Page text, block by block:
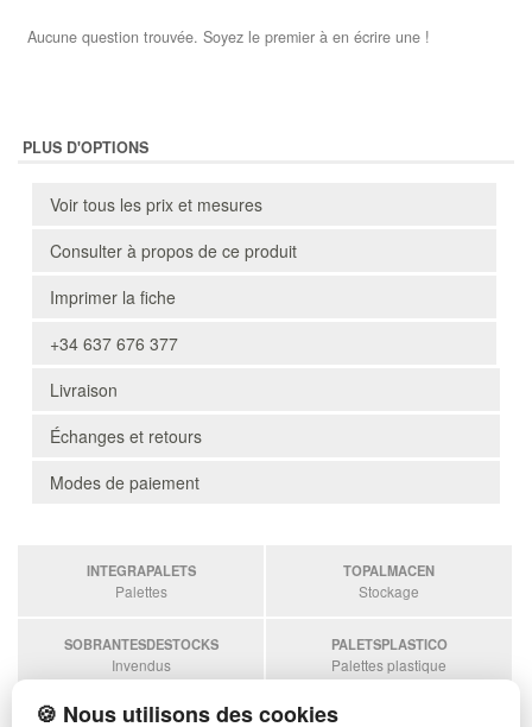
Aucune question trouvée. Soyez le premier à en écrire une !
PLUS D'OPTIONS
Voir tous les prix et mesures
Consulter à propos de ce produit
Imprimer la fiche
+34 637 676 377
Livraison
Échanges et retours
Modes de paiement
INTEGRAPALETS
Palettes
TOPALMACEN
Stockage
SOBRANTESDESTOCKS
Invendus
PALETSPLASTICO
Palettes plastique
ESTANTERIASKIT
🍪 Nous utilisons des cookies